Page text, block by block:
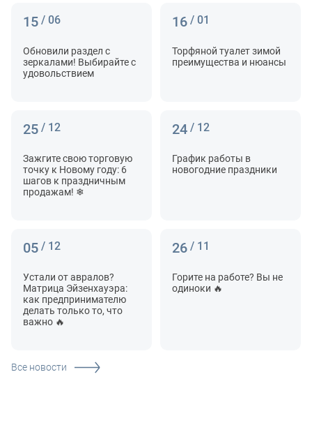
15 / 06
Обновили раздел с
зеркалами! Выбирайте с
удовольствием
16 / 01
Торфяной туалет зимой
преимущества и нюансы
25 / 12
Зажгите свою торговую
точку к Новому году: 6
шагов к праздничным
продажам! ❄
24 / 12
График работы в
новогодние праздники
05 / 12
Устали от авралов?
Матрица Эйзенхауэра:
как предпринимателю
делать только то, что
важно 🔥
26 / 11
Горите на работе? Вы не
одиноки 🔥
Все новости